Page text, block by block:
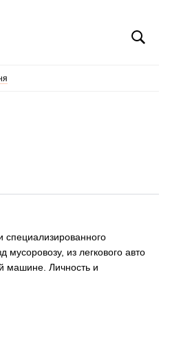
специализированного
из легкового авто
машине. Личность и